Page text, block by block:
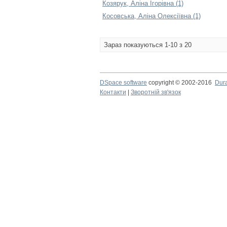
Козярук, Аліна Ігорівна (1)
Косовська, Аліна Олексіївна (1)
Зараз показуються 1-10 з 20
DSpace software copyright © 2002-2016
Контакти
Зворотній зв'язок